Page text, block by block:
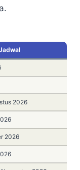
2026
2026